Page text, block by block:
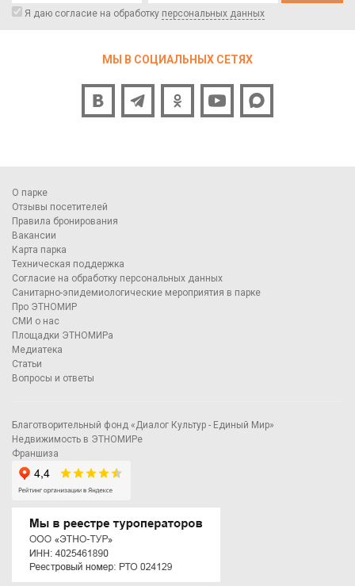
Я даю согласие на обработку персональных данных
МЫ В СОЦИАЛЬНЫХ СЕТЯХ
О парке
Отзывы посетителей
Правила бронирования
Вакансии
Карта парка
Техническая поддержка
Согласие на обработку персональных данных
Санитарно-эпидемиологические мероприятия в парке
Про ЭТНОМИР
СМИ о нас
Площадки ЭТНОМИРа
Медиатека
Статьи
Вопросы и ответы
Благотворительный фонд «Диалог Культур - Единый Мир»
Недвижимость в ЭТНОМИРе
Франшиза